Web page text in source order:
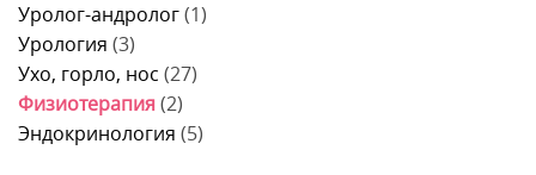
Уролог-андролог(1)
Урология (3)
Ухо, горло, нос (27)
Физиотерапия(2)
Эндокринология (5)